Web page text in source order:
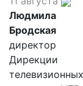
Людмила
Бродская
директор
Дирекции
телевизионных